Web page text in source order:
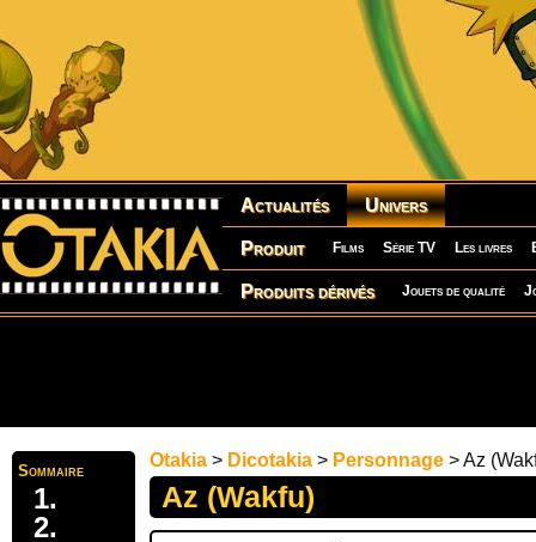
Actualités Univers
Produit Films Série TV Les livres
Produits dérivés Jouets de qualité
Sommaire
Otakia > Dicotakia > Personnage > Az
Az (Wakfu)